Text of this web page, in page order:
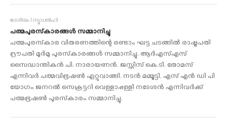
ദേശീയം I ന്യൂഡൽഹി
പത്മപുരസ്‌കാരങ്ങൾ സമ്മാനിച്ചു
പത്മപുരസ്‌കാര വിതരണത്തിന്റെ രണ്ടാം ഘട്ട ചടങ്ങില്‍ രാഷ്ട്രപതി
ദ്രൗപതി മുര്‍മു പുരസ്‌കാരങ്ങള്‍ സമ്മാനിച്ചു. ആര്‍എസ്എസ്
സൈദ്ധാന്തികന്‍ പി. നാരായണന്‍, ജസ്റ്റിസ് കെ.ടി. തോമസ്
എന്നിവര്‍ പത്മവിഭൂഷണ്‍ ഏറ്റുവാങ്ങി. നടന്‍ മമ്മൂട്ടി, എസ് എന്‍ ഡി പി
യോഗം ജനറല്‍ സെക്രട്ടറി വെള്ളാപ്പള്ളി നടേശന്‍ എന്നിവര്‍ക്ക്
പത്മഭൂഷണ്‍ പുരസ്‌കാരം സമ്മാനിച്ചു.